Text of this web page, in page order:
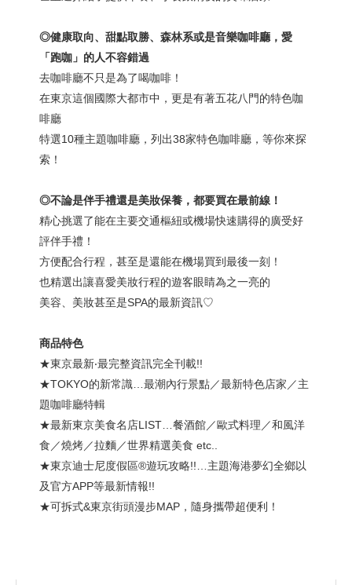
◎健康取向、甜點取勝、森林系或是音樂咖啡廳，愛
「跑咖」的人不容錯過
去咖啡廳不只是為了喝咖啡！
在東京這個國際大都市中，更是有著五花八門的特色咖
啡廳
特選10種主題咖啡廳，列出38家特色咖啡廳，等你來探
索！
◎不論是伴手禮還是美妝保養，都要買在最前線！
精心挑選了能在主要交通樞紐或機場快速購得的廣受好
評伴手禮！
方便配合行程，甚至是還能在機場買到最後一刻！
也精選出讓喜愛美妝行程的遊客眼睛為之一亮的
美容、美妝甚至是SPA的最新資訊♡
商品特色
★東京最新‧最完整資訊完全刊載!!
★TOKYO的新常識…最潮內行景點／最新特色店家／主
題咖啡廳特輯
★最新東京美食名店LIST…餐酒館／歐式料理／和風洋
食／燒烤／拉麵／世界精選美食 etc..
★東京迪士尼度假區®︎遊玩攻略!!…主題海港夢幻全鄉以
及官方APP等最新情報!!
★可拆式&東京街頭漫步MAP，隨身攜帶超便利！